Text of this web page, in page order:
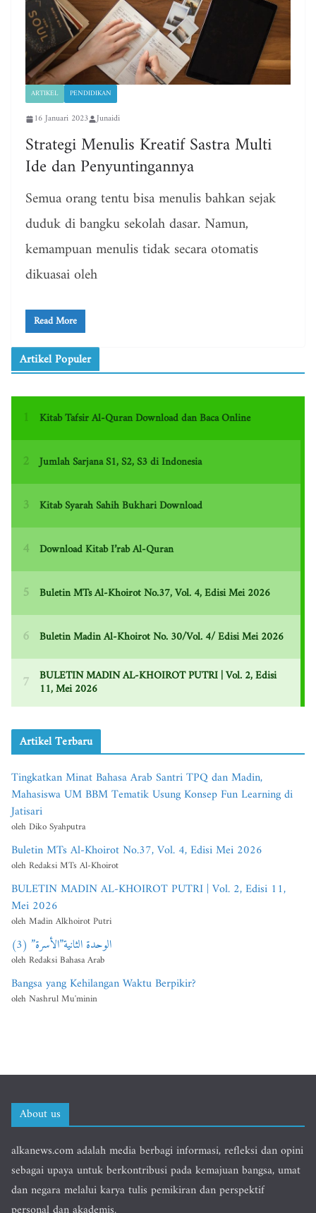
ARTIKEL PENDIDIKAN
16 Januari 2023 Junaidi
Strategi Menulis Kreatif Sastra Multi
Ide dan Penyuntingannya
Semua orang tentu bisa menulis bahkan sejak
duduk di bangku sekolah dasar. Namun,
kemampuan menulis tidak secara otomatis
dikuasai oleh
Read More
Artikel Populer
Artikel Terbaru
Tingkatkan Minat Bahasa Arab Santri TPQ dan Madin,
Mahasiswa UM BBM Tematik Usung Konsep Fun Learning di
Jatisari
oleh Diko Syahputra
Buletin MTs Al-Khoirot No.37, Vol. 4, Edisi Mei 2026
oleh Redaksi MTs Al-Khoirot
BULETIN MADIN AL-KHOIROT PUTRI | Vol. 2, Edisi 11,
Mei 2026
oleh Madin Alkhoirot Putri
الوحدة الثانية”الأسرة” (3)
oleh Redaksi Bahasa Arab
Bangsa yang Kehilangan Waktu Berpikir?
oleh Nashrul Mu'minin
About us
alkanews.com adalah media berbagi informasi, refleksi dan opini
sebagai upaya untuk berkontribusi pada kemajuan bangsa, umat
dan negara melalui karya tulis pemikiran dan perspektif